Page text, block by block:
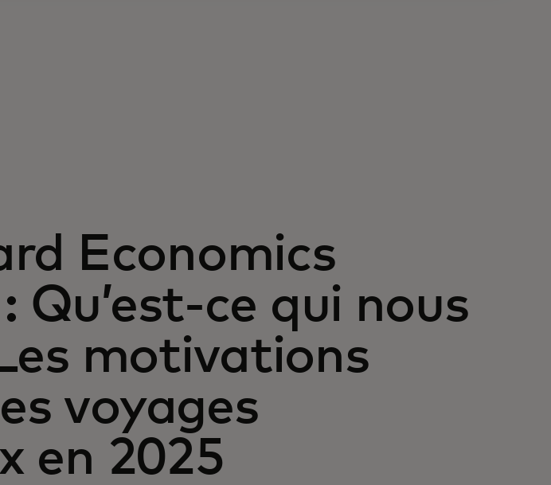
Economics
Qu’est-ce qui nous
motivations
voyages
en 2025